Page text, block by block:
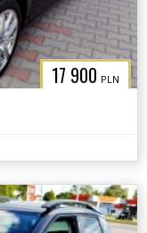
17 900 PLN